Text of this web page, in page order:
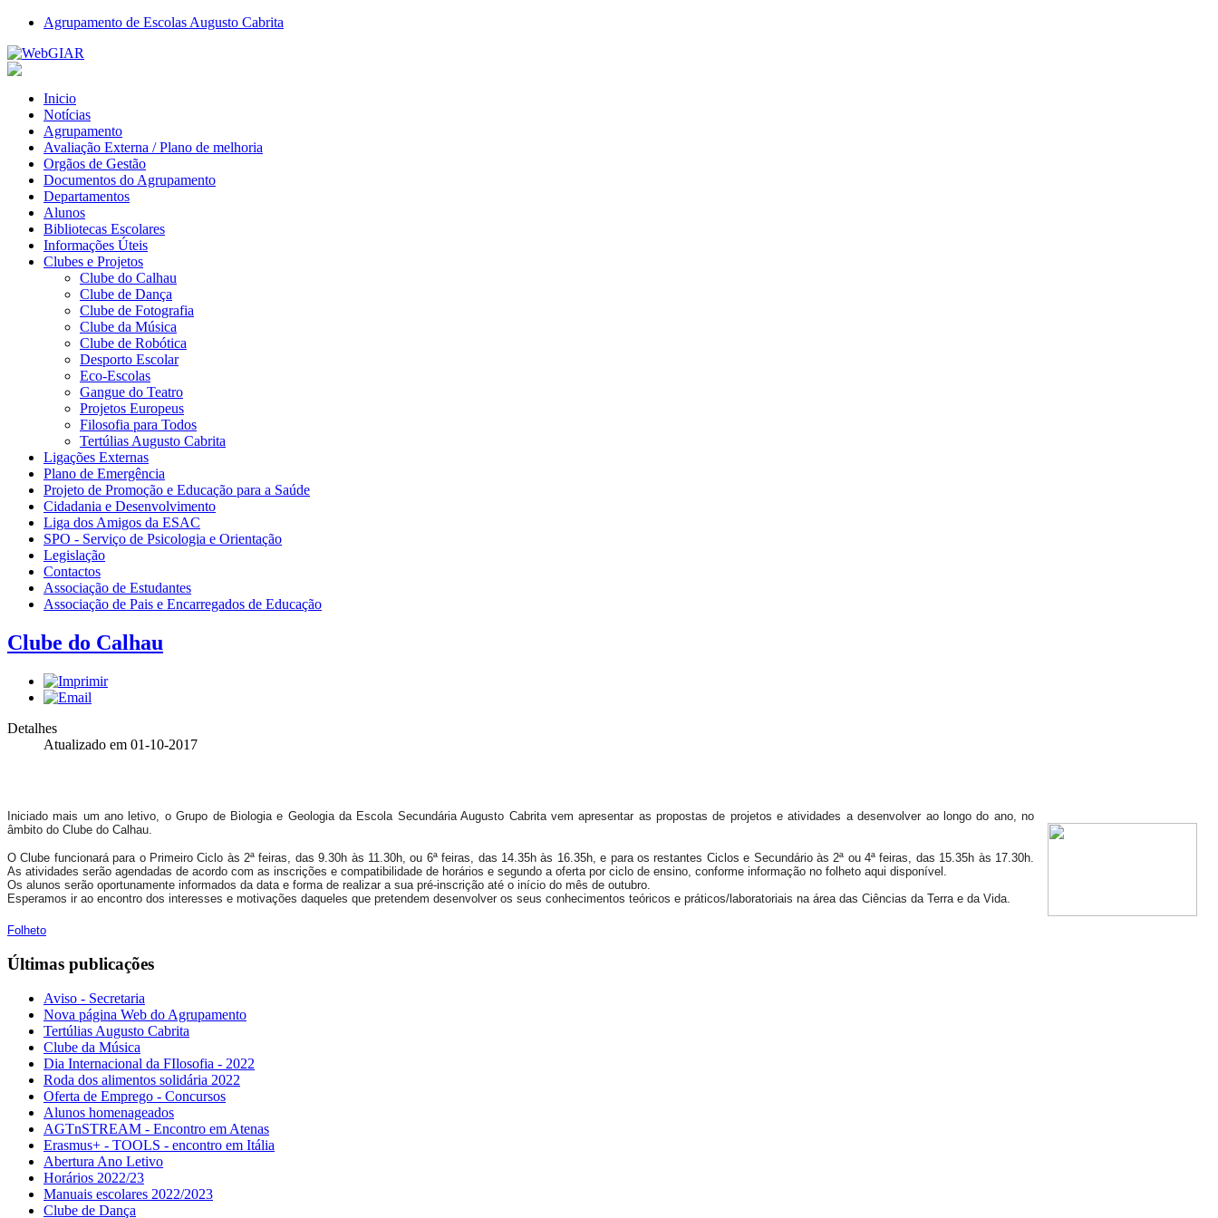
Agrupamento de Escolas Augusto Cabrita
Inicio
Notícias
Agrupamento
Avaliação Externa / Plano de melhoria
Orgãos de Gestão
Documentos do Agrupamento
Departamentos
Alunos
Bibliotecas Escolares
Informações Úteis
Clubes e Projetos
Clube do Calhau
Clube de Dança
Clube de Fotografia
Clube da Música
Clube de Robótica
Desporto Escolar
Eco-Escolas
Gangue do Teatro
Projetos Europeus
Filosofia para Todos
Tertúlias Augusto Cabrita
Ligações Externas
Plano de Emergência
Projeto de Promoção e Educação para a Saúde
Cidadania e Desenvolvimento
Liga dos Amigos da ESAC
SPO - Serviço de Psicologia e Orientação
Legislação
Contactos
Associação de Estudantes
Associação de Pais e Encarregados de Educação
Clube do Calhau
Detalhes
Atualizado em 01-10-2017
Iniciado mais um ano letivo, o Grupo de Biologia e Geologia da Escola Secundária Augusto Cabrita vem apresentar as propostas de projetos e atividades a desenvolver ao longo do ano, no
âmbito do Clube do Calhau.
O Clube funcionará para o Primeiro Ciclo às 2ª feiras, das 9.30h às 11.30h, ou 6ª feiras, das 14.35h às 16.35h, e para os restantes Ciclos e Secundário às 2ª ou 4ª feiras, das 15.35h às 17.30h.
As atividades serão agendadas de acordo com as inscrições e compatibilidade de horários e segundo a oferta por ciclo de ensino, conforme informação no folheto aqui disponível.
Os alunos serão oportunamente informados da data e forma de realizar a sua pré-inscrição até o início do mês de outubro.
Esperamos ir ao encontro dos interesses e motivações daqueles que pretendem desenvolver os seus conhecimentos teóricos e práticos/laboratoriais na área das Ciências da Terra e da Vida.
Folheto
Últimas publicações
Aviso - Secretaria
Nova página Web do Agrupamento
Tertúlias Augusto Cabrita
Clube da Música
Dia Internacional da FIlosofia - 2022
Roda dos alimentos solidária 2022
Oferta de Emprego - Concursos
Alunos homenageados
AGTnSTREAM - Encontro em Atenas
Erasmus+ - TOOLS - encontro em Itália
Abertura Ano Letivo
Horários 2022/23
Manuais escolares 2022/2023
Clube de Dança